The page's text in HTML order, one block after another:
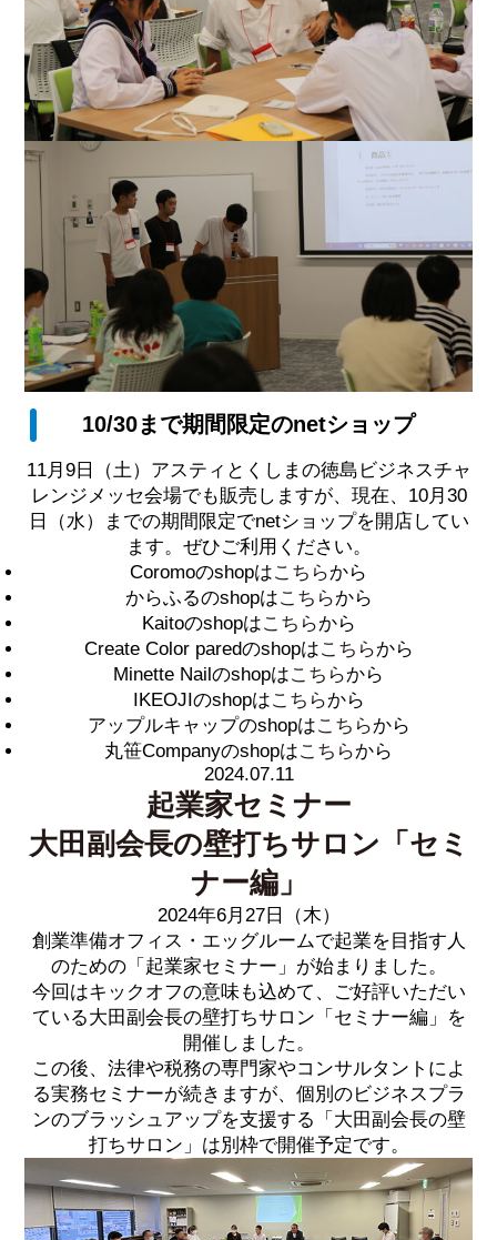
10/30まで期間限定のnetショップ
11月9日（土）アスティとくしまの徳島ビジネスチャ
レンジメッセ会場でも販売しますが、現在、10月30
日（水）までの期間限定でnetショップを開店してい
ます。ぜひご利用ください。
Coromoのshopはこちらから
からふるのshopはこちらから
Kaitoのshopはこちらから
Create Color paredのshopはこちらから
Minette Nailのshopはこちらから
IKEOJIのshopはこちらから
アップルキャップのshopはこちらから
丸笹Companyのshopはこちらから
2024.07.11
起業家セミナー
大田副会長の壁打ちサロン「セミ
ナー編」
2024年6月27日（木）
創業準備オフィス・エッグルームで起業を目指す人
のための「起業家セミナー」が始まりました。
今回はキックオフの意味も込めて、ご好評いただい
ている大田副会長の壁打ちサロン「セミナー編」を
開催しました。
この後、法律や税務の専門家やコンサルタントによ
る実務セミナーが続きますが、個別のビジネスプラ
ンのブラッシュアップを支援する「大田副会長の壁
打ちサロン」は別枠で開催予定です。